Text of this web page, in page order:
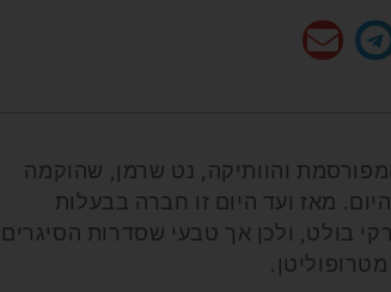
והוותיקה, נט שרמן, שהוקמה
מאז ועד היום זו חברה בבעלות
בולט, ולכן אך טבעי שסדרות הסיגרים